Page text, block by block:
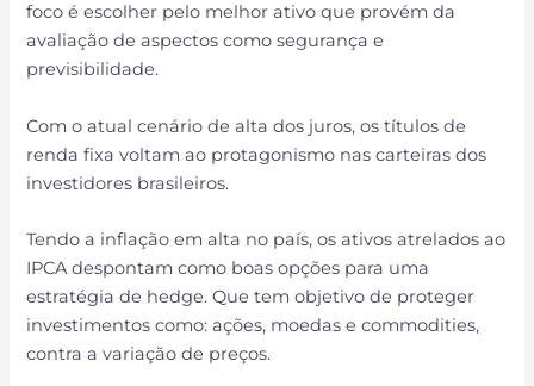
foco é escolher pelo melhor ativo que provém da
avaliação de aspectos como segurança e
previsibilidade.
Com o atual cenário de alta dos juros, os títulos de
renda fixa voltam ao protagonismo nas carteiras dos
investidores brasileiros.
Tendo a inflação em alta no país, os ativos atrelados ao
IPCA despontam como boas opções para uma
estratégia de hedge. Que tem objetivo de proteger
investimentos como: ações, moedas e commodities,
contra a variação de preços.